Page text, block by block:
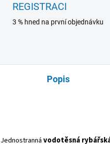
REGISTRACI
3 % hned na první objednávku
Popis
Jednostrannávodotěsná